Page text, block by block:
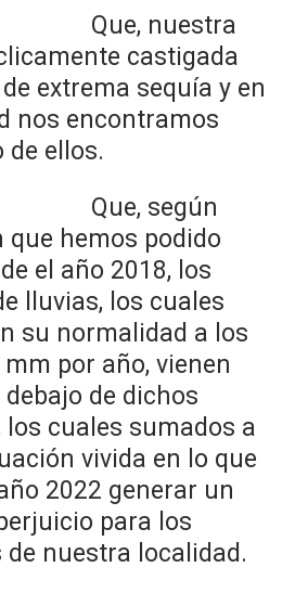
nuestra
castigada
extrema sequía y en
nos encontramos
de ellos.
según
hemos podido
el año 2018, los
lluvias, los cuales
su normalidad a los
por año, vienen
de dichos
los cuales sumados a
vivida en lo que
2022 generar un
para los
nuestra localidad.